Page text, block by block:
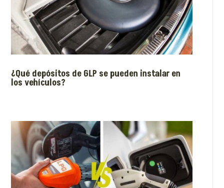
¿Qué depósitos de GLP se pueden instalar en
los vehículos?